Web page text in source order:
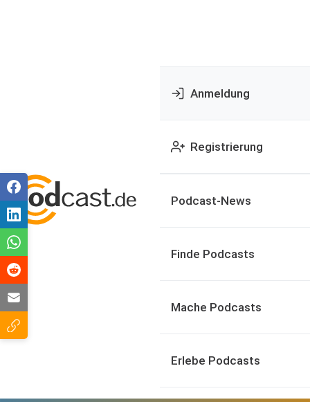
Anmeldung
Registrierung
Podcast-News
Finde Podcasts
Mache Podcasts
Erlebe Podcasts